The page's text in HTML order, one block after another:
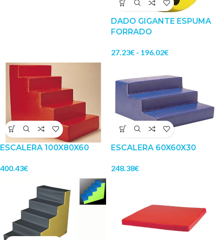
DADO GIGANTE ESPUMA
FORRADO
27.23€ - 196.02€
ESCALERA 100X80X60
400.43€
ESCALERA 60X60X30
248.38€